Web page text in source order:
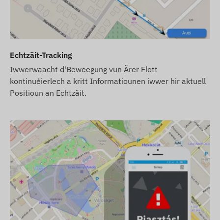
vun der Kaart (Oplueden, järlechen Datevergläich)
awer keng SIM-Kaart, kritt Dir den Apparat scho bei
an d'Astellung vun der SIM-Kaart bleift
kaaft, iwwerreeche mir den Apparat an d'SIM-Kaart
eis och ëm de kontinuéierleche Betrib vun der
Echtzäit-Tracking
Iwwerwaacht d'Beweegung vun Ärer Flott
kontinuéierlech a kritt Informatiounen iwwer hir aktuell
Positioun an Echtzäit.